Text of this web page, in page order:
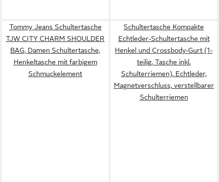
Tommy Jeans Schultertasche
TJW CITY CHARM SHOULDER
BAG, Damen Schultertasche,
Henkeltasche mit farbigem
Schmuckelement
Schultertasche Kompakte
Echtleder-Schultertasche mit
Henkel und Crossbody-Gurt (1-
teilig, Tasche inkl.
Schulterriemen), Echtleder,
Magnetverschluss, verstellbarer
Schulterriemen